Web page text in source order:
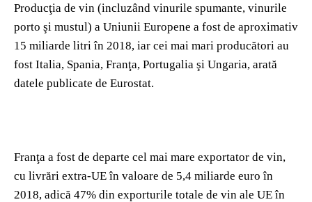
Producţia de vin (incluzând vinurile spumante, vinurile
porto şi mustul) a Uniunii Europene a fost de aproximativ
15 miliarde litri în 2018, iar cei mai mari producători au
fost Italia, Spania, Franţa, Portugalia şi Ungaria, arată
datele publicate de Eurostat.
Franţa a fost de departe cel mai mare exportator de vin,
cu livrări extra-UE în valoare de 5,4 miliarde euro în
2018, adică 47% din exporturile totale de vin ale UE în